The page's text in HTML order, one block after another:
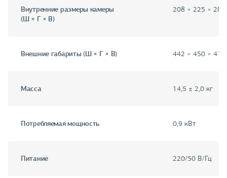
Внутренние размеры камеры
(Ш × Г × В)
208 × 225 ×
Внешние габариты (Ш × Г × В) 442 × 450 ×
Масса 14,5 ± 2,0 кг
Потребляемая мощность 0,9 кВт
Питание 220/50 В/Гц